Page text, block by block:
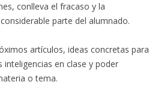
conlleva el fracaso y la
parte del alumnado.
artículos, ideas concretas para
inteligencias en clase y poder
o tema.